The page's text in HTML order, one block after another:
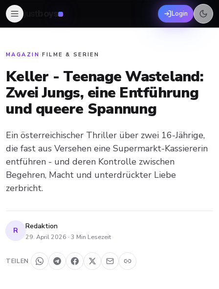
boys Login
MAGAZIN ·FILME & SERIEN
Keller - Teenage Wasteland:
Zwei Jungs, eine Entführung
und queere Spannung
Ein österreichischer Thriller über zwei 16-Jährige,
die fast aus Versehen eine Supermarkt-Kassiererin
entführen - und deren Kontrolle zwischen
Begehren, Macht und unterdrückter Liebe
zerbricht.
R Redaktion
29. April 2026 · 3 Min Lesezeit
TEILEN